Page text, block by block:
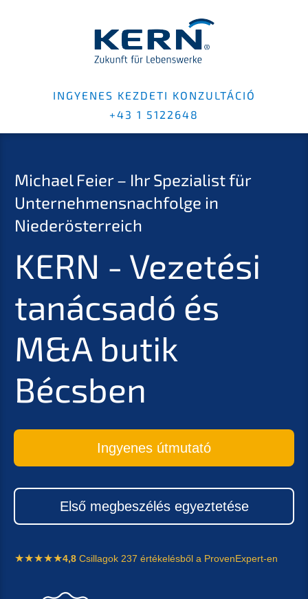
INGYENES KEZDETI KONZULTÁCIÓ
+43 1 5122648
Michael Feier – Ihr Spezialist für
Unternehmensnachfolge in
Niederösterreich
KERN - Vezetési
tanácsadó és
M&A butik
Bécsben
Ingyenes útmutató
Első megbeszélés egyeztetése
4,8 Csillagok 237 értékelésből a ProvenExpert-en